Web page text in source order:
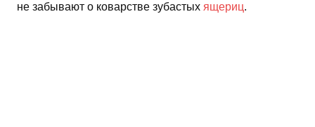
не забывают о коварстве зубастых ящериц.